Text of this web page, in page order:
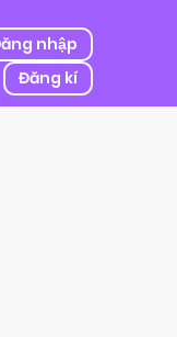
nhập
Đăng kí
danh